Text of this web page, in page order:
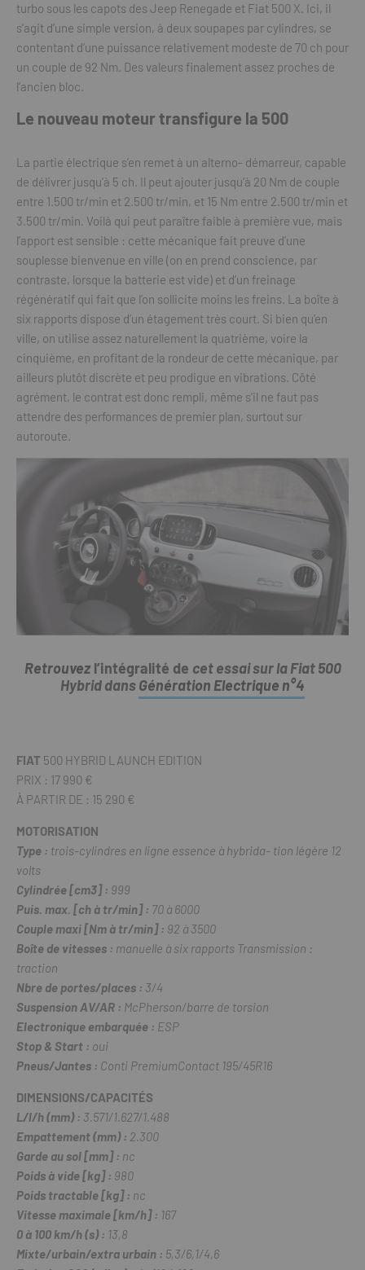
turbo sous les capots des Jeep Renegade et Fiat 500 X. Ici, il
s’agit d’une simple version, à deux soupapes par cylindres, se
contentant d’une puissance relativement modeste de 70 ch pour
un couple de 92 Nm. Des valeurs finalement assez proches de
l’ancien bloc.
Le nouveau moteur transfigure la 500
La partie électrique s’en remet à un alterno- démarreur, capable
de délivrer jusqu’à 5 ch. Il peut ajouter jusqu’à 20 Nm de couple
entre 1.500 tr/min et 2.500 tr/min, et 15 Nm entre 2.500 tr/min et
3.500 tr/min. Voilà qui peut paraître faible à première vue, mais
l’apport est sensible : cette mécanique fait preuve d’une
souplesse bienvenue en ville (on en prend conscience, par
contraste, lorsque la batterie est vide) et d’un freinage
régénératif qui fait que l’on sollicite moins les freins. La boîte à
six rapports dispose d’un étagement très court. Si bien qu’en
ville, on utilise assez naturellement la quatrième, voire la
cinquième, en profitant de la rondeur de cette mécanique, par
ailleurs plutôt discrète et peu prodigue en vibrations. Côté
agrément, le contrat est donc rempli, même s’il ne faut pas
attendre des performances de premier plan, surtout sur
autoroute.
Retrouvezl’intégralité de cet essai sur la Fiat 500
Hybrid dansGénération Electrique n°4
FIAT 500 HYBRID LAUNCH EDITION
PRIX : 17 990 €
À PARTIR DE : 15 290 €
MOTORISATION
Type : trois-cylindres en ligne essence à hybrida- tion légère 12
volts
Cylindrée [cm3] : 999
Puis. max. [ch à tr/min] : 70 à 6000
Couple maxi [Nm à tr/min] : 92 à 3500
Boîte de vitesses : manuelle à six rapports Transmission :
traction
Nbre de portes/places : 3/4
Suspension AV/AR : McPherson/barre de torsion
Electronique embarquée : ESP
Stop & Start : oui
Pneus/Jantes : Conti PremiumContact 195/45R16
DIMENSIONS/CAPACITÉS
L/l/h (mm) : 3.571/1.627/1.488
Empattement (mm) : 2.300
Garde au sol [mm] : nc
Poids à vide [kg] : 980
Poids tractable [kg] : nc
Vitesse maximale [km/h] : 167
0 à 100 km/h (s) : 13,8
Mixte/urbain/extra urbain : 5,3/6,1/4,6